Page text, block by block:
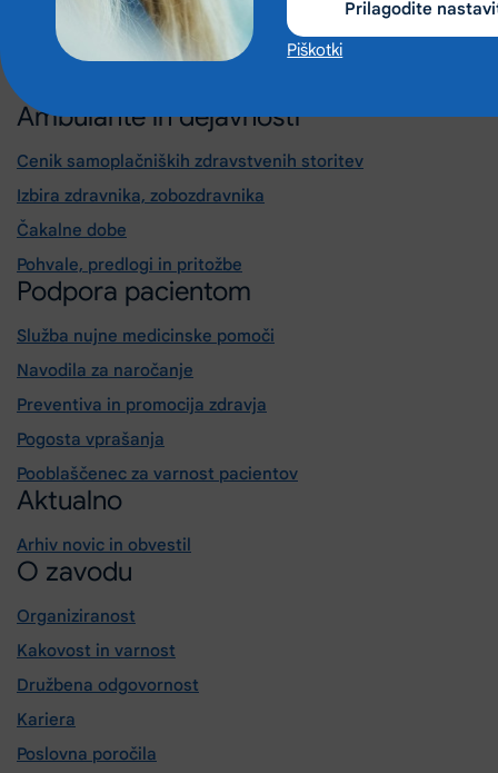
Prilagodite
Piškotki
Preglejte ambulante
Ambulante in dejavnosti
Cenik samoplačniških zdravstvenih storitev
Izbira zdravnika, zobozdravnika
Čakalne dobe
Pohvale, predlogi in pritožbe
Podpora pacientom
Služba nujne medicinske pomoči
Navodila za naročanje
Preventiva in promocija zdravja
Pogosta vprašanja
Pooblaščenec za varnost pacientov
Aktualno
Arhiv novic in obvestil
O zavodu
Organiziranost
Kakovost in varnost
Družbena odgovornost
Kariera
Poslovna poročila